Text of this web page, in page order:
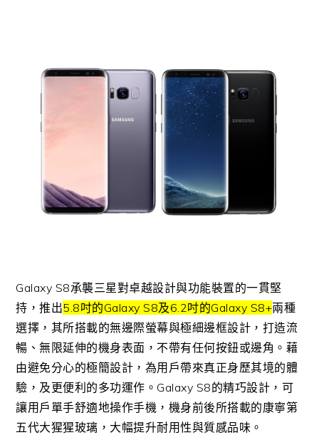
Galaxy S8承襲三星對卓越設計與功能裝置的一貫堅
持，推出5.8吋的Galaxy S8及6.2吋的Galaxy S8+兩種
選擇，其所搭載的無邊際螢幕與極細邊框設計，打造流
暢、無限延伸的機身表面，不帶有任何按鈕或邊角。藉
由避免分心的極簡設計，為用戶帶來真正身歷其境的體
驗，及更便利的多功運作。Galaxy S8的精巧設計，可
讓用戶單手舒適地操作手機，機身前後所搭載的康寧第
五代大猩猩玻璃，大幅提升耐用性與質感品味。